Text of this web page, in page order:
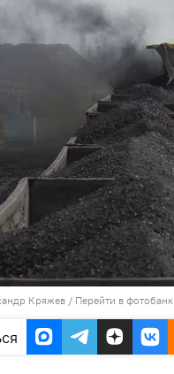
Кряжев / Перейти в фотобанк